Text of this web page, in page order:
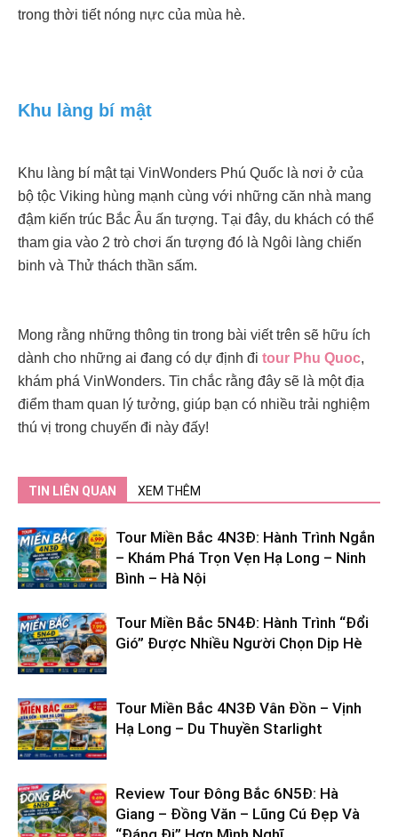
trong thời tiết nóng nực của mùa hè.
Khu làng bí mật
Khu làng bí mật tại VinWonders Phú Quốc là nơi ở của
bộ tộc Viking hùng mạnh cùng với những căn nhà mang
đậm kiến trúc Bắc Âu ấn tượng. Tại đây, du khách có thể
tham gia vào 2 trò chơi ấn tượng đó là Ngôi làng chiến
binh và Thử thách thần sấm.
Mong rằng những thông tin trong bài viết trên sẽ hữu ích
dành cho những ai đang có dự định đi tour Phu Quoc,
khám phá VinWonders. Tin chắc rằng đây sẽ là một địa
điểm tham quan lý tưởng, giúp bạn có nhiều trải nghiệm
thú vị trong chuyến đi này đấy!
TIN LIÊN QUAN XEM THÊM
Tour Miền Bắc 4N3Đ: Hành Trình Ngắn
– Khám Phá Trọn Vẹn Hạ Long – Ninh
Bình – Hà Nội
Tour Miền Bắc 5N4Đ: Hành Trình “Đổi
Gió” Được Nhiều Người Chọn Dịp Hè
Tour Miền Bắc 4N3Đ Vân Đồn – Vịnh
Hạ Long – Du Thuyền Starlight
Review Tour Đông Bắc 6N5Đ: Hà
Giang – Đồng Văn – Lũng Cú Đẹp Và